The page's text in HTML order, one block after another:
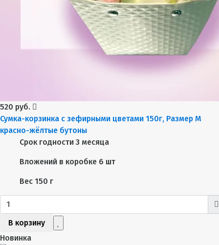
520 руб.
Сумка-корзинка с зефирными цветами 150г, Размер М
красно-жёлтые бутоны
Срок годности 3 месяца
Вложений в коробке 6 шт
Вес 150 г
В корзину
Новинка